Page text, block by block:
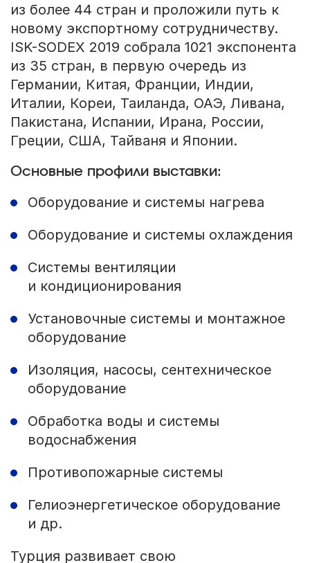
из более 44 стран и проложили путь к
новому экспортному сотрудничеству.
ISK-SODEX 2019 собрала 1021 экспонента
из 35 стран, в первую очередь из
Германии, Китая, Франции, Индии,
Италии, Кореи, Таиланда, ОАЭ, Ливана,
Пакистана, Испании, Ирана, России,
Греции, США, Тайваня и Японии.
Основные профили выставки:
Оборудование и системы нагрева
Оборудование и системы охлаждения
Системы вентиляции
и кондиционирования
Установочные системы и монтажное
оборудование
Изоляция, насосы, сентехническое
оборудование
Обработка воды и системы
водоснабжения
Противопожарные системы
Гелиоэнергетическое оборудование
и др.
Турция развивает свою